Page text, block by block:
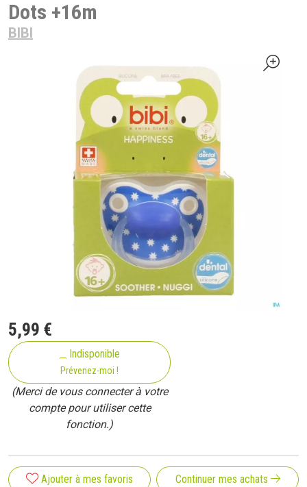
Dots +16m
BIBI
5,99 €
Indisponible
Prévenez-moi !
(Merci de vous connecter à votre
compte pour utiliser cette
fonction.)
Ajouter à mes favoris Continuer mes achats